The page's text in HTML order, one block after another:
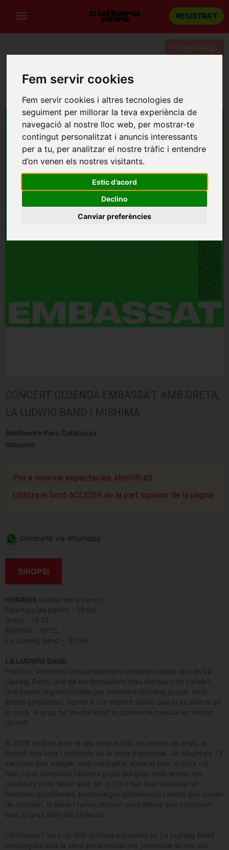
Fem servir cookies
Fem servir cookies i altres tecnologies de
seguiment per millorar la teva experiència de
navegació al nostre lloc web, per mostrar-te
contingut personalitzat i anuncis interessants
per a tu, per analitzar el nostre tràfic i entendre
d’on venen els nostres visitants.
Estic d’acord
Declino
Canviar preferències
REGISTRA'T
Festivals de Musica / Cicles
Concert Cloenda Embassa't amb Greta, La Ludwig Band i
CONCERT CLOENDA EMBASSA'T AMB GRETA,
LA LUDWIG BAND I MISHIMA
Amfiteatre Parc Catalunya
Sabadell
Per a reservar espectacles, identifica't.
Utilitza el botó ACCEDIR de la part superior de la pàgina.
Compartir via Whatsapp
SINOPSI
HORARIS (subjectes a canvi):
Obertura de portes - 18:00
Greta - 18:15
Mishima - 19:15
La Ludwig Band - 20:45
LA LUDWIG BAND
Prolífics, virtuosos i descaradament despreocupats: així és La
Ludwig Band, una de les formacions clau del nou pop català i
una banda imprescindible per entendre l’escena actual. Amb
lletres esmolades, humor fi i un esperit satíric que ja és marca de
la casa, el grup ha revolucionat el panorama musical en temps
rècord.
El 2026 arriben amb el seu cinquè disc en només sis anys, el
treball més llarg i ambiciós de la seva trajectòria. Un àlbum de 13
cançons que viatgen amb naturalitat entre el pop, el rock i el
folk, i que consolida l’univers propi del grup amb temes tan
celebrats com “Millor amb ell” o “On t’has ficat aquesta nit”.
Històries quotidianes, personatges pintorescos i relats que beuen
de l’amistat, la feina i l’amor omplen unes lletres que continuen
sent el gran pilar del projecte.
L’Embassa’t serà un dels primers escenaris on La Ludwig Band
desplegarà tota la seva personalitat per presentar el seu nou